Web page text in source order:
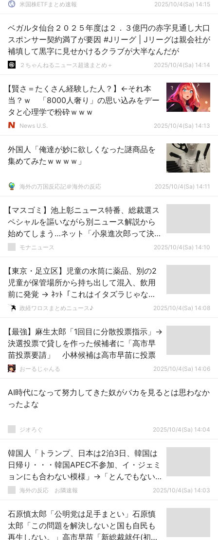
米国株ETFまとめ速報 2025/10/4(Sa) 14:15
ベガルタ仙台２０２５年度は２．３億円の赤字見通し大口
スポンサー契約満了が要因 #Jリーグ | Jリーグは親会社が
補填して黒字に見せかけるクラブが大半なんだが
２ちゃんねるニュース超速まとめ＋ 2025/10/4(Sa) 14:14
【賢さ＝たくさん経験した人？】←それ本
当？ｗ 「8000人奢り」の思い込みをデー
タと心理学で粉砕ｗｗｗ
News U.S. 2025/10/4(Sa) 14:13
外国人「俺達が妙に欲しくなった謎商品を
集めてみたｗｗｗｗ」
海外の万国反応記＠海外の反応 2025/10/4(Sa) 14:11
【マスゴミ】池上彰ニュース特番、総裁選ス
ペシャルを謳いながら別ニュース解説から
始めてしまう…ネット「小泉進次郎って決め
込んでたから、編集が待ち合わなかっ
モナニュース 2025/10/4(Sa) 14:10
【東京・足立区】児童の水筒に薬品、別の2
児童が保管場所から持ち出して混入、飲用
前に発覚 → ﾈｯﾄ「これはイタズラじゃな
く、立派な犯罪！」ｗｗｗｗｗｗｗｗｗｗ
政経ワロスまとめニュース♪ 2025/10/4(Sa) 14:08
【最強】麻生太郎「1回目に分散投票指示」→
決選投票で貸しを作った候補者に「高市早
苗投票要請」 小林候補は高市早苗に投票
おーるじゃんる 2025/10/4(Sa) 14:06
AI時代になって努力してきた奴がバカを見るとは思わなか
ったよな
ジオろぐ 2025/10/4(Sa) 14:04
韓国人「トランプ、日本は2泊3日、韓国は
日帰り・・・韓国APEC不参加、イ・ジェミ
ョンにも合わない模様」→「とんでもない
外交惨事じゃないか？」「韓国は完全に無
海外の反応 お隣速報 2025/10/4(Sa) 14:03
石原慎太郎「公明党は足手まとい」石原慎
太郎「この問題を解決しないと国も自民も
再生しない。」高市早苗「新総裁就任(初の